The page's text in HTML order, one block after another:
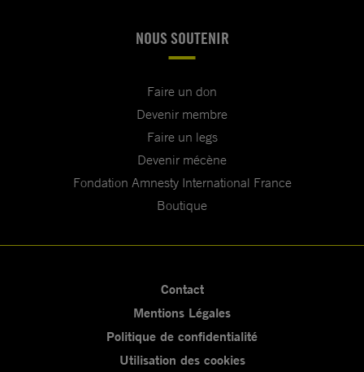
NOUS SOUTENIR
Faire un don
Devenir membre
Faire un legs
Devenir mécène
Fondation Amnesty International France
Boutique
Contact
Mentions Légales
Politique de confidentialité
Utilisation des cookies